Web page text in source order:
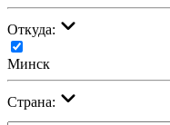
Откуда:
Минск
Страна: